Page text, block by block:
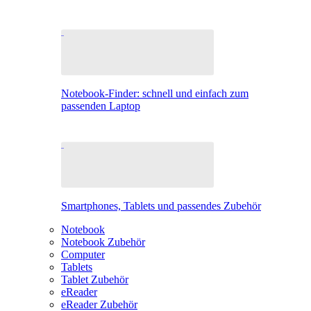
Notebook-Finder: schnell und einfach zum
passenden Laptop
Smartphones, Tablets und passendes Zubehör
Notebook
Notebook Zubehör
Computer
Tablets
Tablet Zubehör
eReader
eReader Zubehör